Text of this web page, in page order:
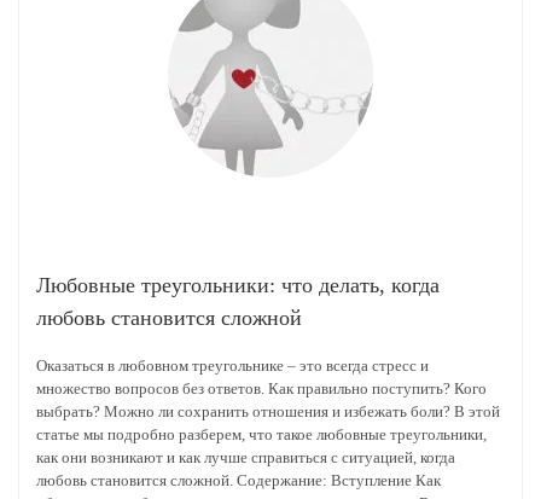
Любовные треугольники: что делать, когда
любовь становится сложной
Оказаться в любовном треугольнике – это всегда стресс и
множество вопросов без ответов. Как правильно поступить? Кого
выбрать? Можно ли сохранить отношения и избежать боли? В этой
статье мы подробно разберем, что такое любовные треугольники,
как они возникают и как лучше справиться с ситуацией, когда
любовь становится сложной. Содержание: Вступление Как